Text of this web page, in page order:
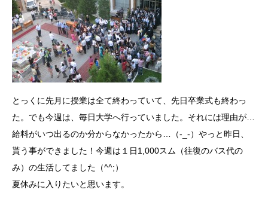
とっくに先月に授業は全て終わっていて、先日卒業式も終わっ
た。でも今週は、毎日大学へ行っていました。それには理由が…
給料がいつ出るのか分からなかったから…（-_-）やっと昨日、
貰う事ができました！今週は１日1,000スム（往復のバス代の
み）の生活してました（^^;）
夏休みに入りたいと思います。